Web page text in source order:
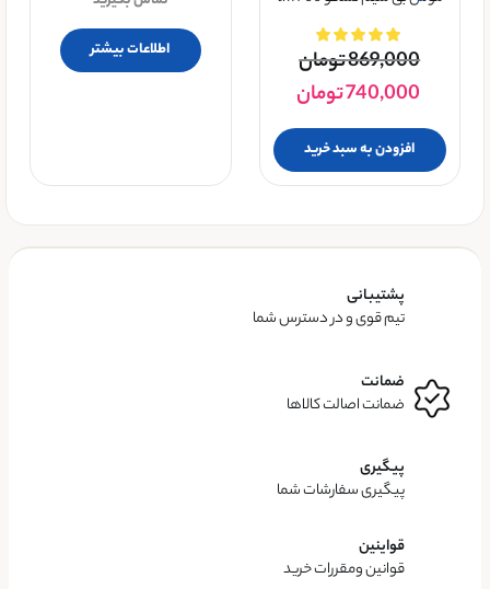
869,000تومان
740,000تومان
افزودن به سبد خرید
اطلاعات بیشتر
پشتیبانی
تیم قوی و در دسترس شما
ضمانت
ضمانت اصالت کالاها
پیگیری
پیگیری سفارشات شما
قواینین
قوانین ومقررات خرید